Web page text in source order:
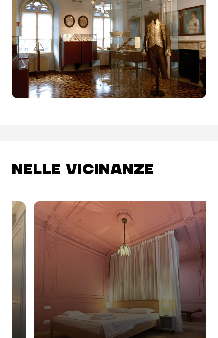
NELLE VICINANZE